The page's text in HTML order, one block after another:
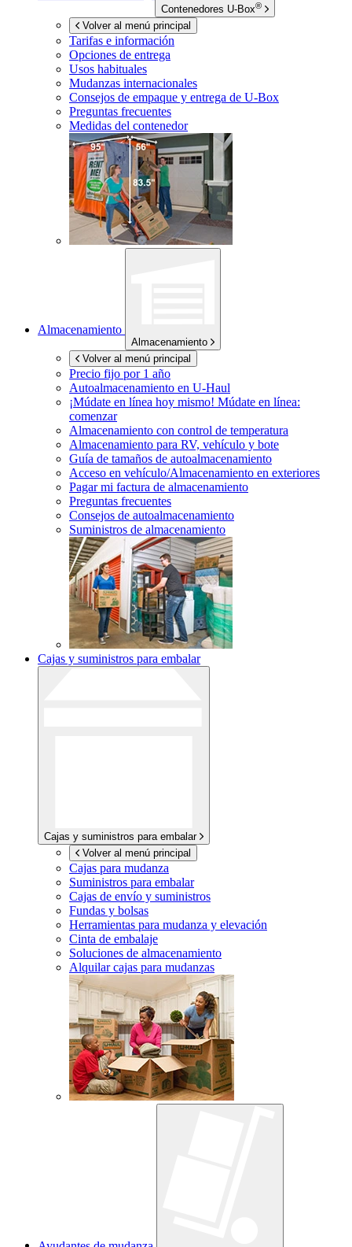
Contenedores U-Box®
Volver al menú principal
Tarifas e información
Opciones de entrega
Usos habituales
Mudanzas internacionales
Consejos de empaque y entrega de U-Box
Preguntas frecuentes
Medidas del contenedor
Almacenamiento
Almacenamiento
Volver al menú principal
Precio fijo por 1 año
Autoalmacenamiento en U-Haul
¡Múdate en línea hoy mismo! Múdate en línea:
comenzar
Almacenamiento con control de temperatura
Almacenamiento para RV, vehículo y bote
Guía de tamaños de autoalmacenamiento
Acceso en vehículo/Almacenamiento en exteriores
Pagar mi factura de almacenamiento
Preguntas frecuentes
Consejos de autoalmacenamiento
Suministros de almacenamiento
Cajas y suministros para embalar
Cajas y suministros para embalar
Volver al menú principal
Cajas para mudanza
Suministros para embalar
Cajas de envío y suministros
Fundas y bolsas
Herramientas para mudanza y elevación
Cinta de embalaje
Soluciones de almacenamiento
Alquilar cajas para mudanzas